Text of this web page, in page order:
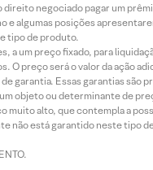
negociado pagar um
algumas posições
tipo de produto.
um preço fixado, para
preço será o valor da ação
garantia. Essas garantias são
objeto ou determinante de
alto, que contempla a
não está garantido neste tipo